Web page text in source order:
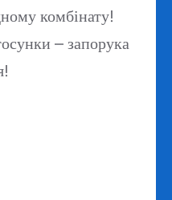
комбінату!
– запорука